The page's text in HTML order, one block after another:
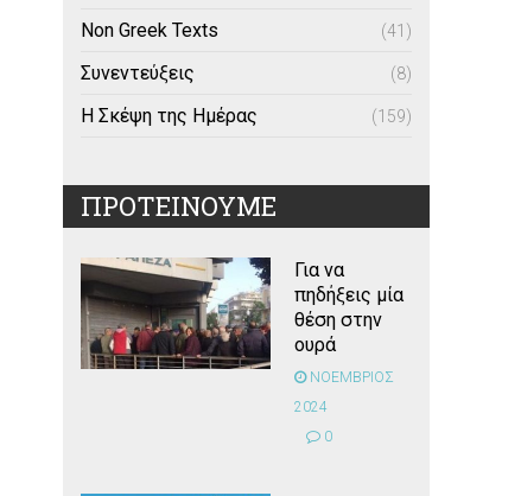
Non Greek Texts (41)
Συνεντεύξεις (8)
Η Σκέψη της Ημέρας (159)
ΠΡΟΤΕΙΝΟΥΜΕ
Για να
πηδήξεις μία
θέση στην
ουρά
ΝΟΕΜΒΡΙΟΣ
2024
0